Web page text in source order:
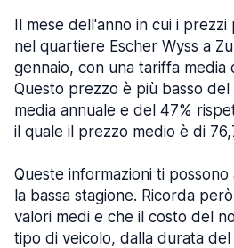
Il mese dell'anno in cui i
nel quartiere Escher Wyss a
gennaio, con una tariffa media
Questo prezzo è più basso
media annuale e del 47%
il quale il prezzo medio è di
Queste informazioni ti
la bassa stagione. Ricorda
valori medi e che il costo del
tipo di veicolo, dalla durata del